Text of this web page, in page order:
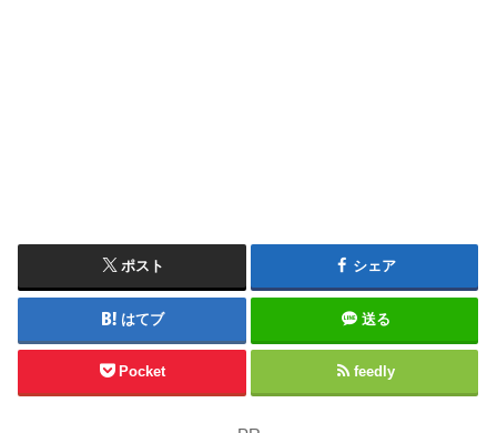
ポスト シェア
はてブ 送る
Pocket feedly